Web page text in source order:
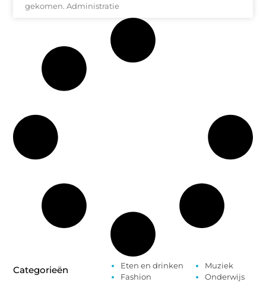
gekomen. Administratie
Categorieën
Eten en drinken
Fashion
Muziek
Onderwijs